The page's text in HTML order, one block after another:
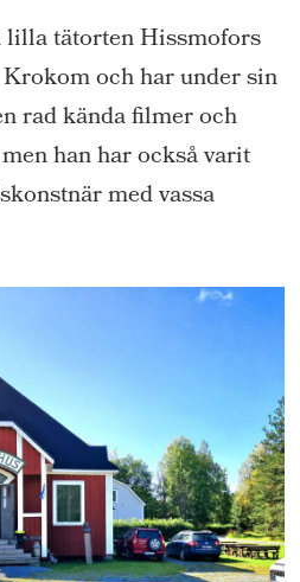
lilla tätorten Hissmofors
och har under sin
rad kända filmer och
han har också varit
med vassa